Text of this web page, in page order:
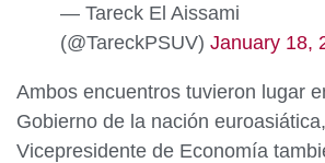
— Tareck El Aissami
(@TareckPSUV) January 18,
Ambos encuentros tuvieron lugar
Gobierno de la nación
Vicepresidente de Economía